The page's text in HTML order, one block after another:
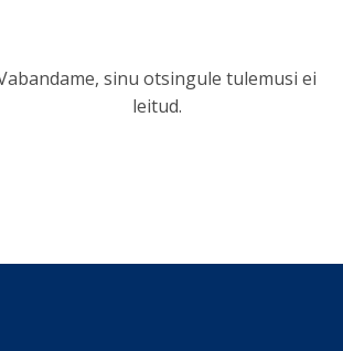
sinu otsingule tulemusi ei
leitud.